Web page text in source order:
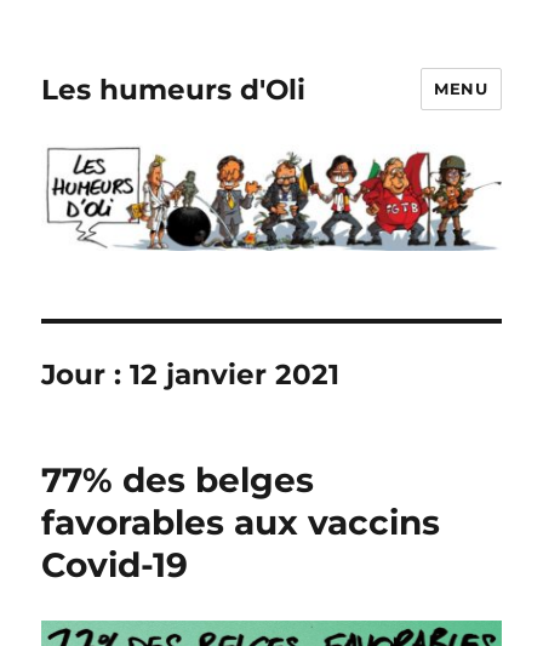
Les humeurs d'Oli MENU
Jour :12 janvier 2021
77% des belges
favorables aux vaccins
Covid-19